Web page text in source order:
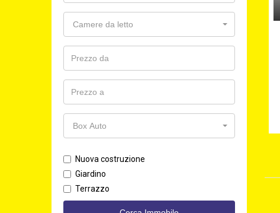
Camere da letto
Box Auto
Nuova costruzione
Giardino
Terrazzo